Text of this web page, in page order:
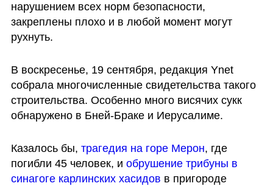
нарушением всех норм безопасности,
закреплены плохо и в любой момент могут
рухнуть.
В воскресенье, 19 сентября, редакция Ynet
собрала многочисленные свидетельства такого
строительства. Особенно много висячих сукк
обнаружено в Бней-Браке и Иерусалиме.
Казалось бы, трагедия на горе Мерон, где
погибли 45 человек, и обрушение трибуны в
синагоге карлинских хасидов в пригороде